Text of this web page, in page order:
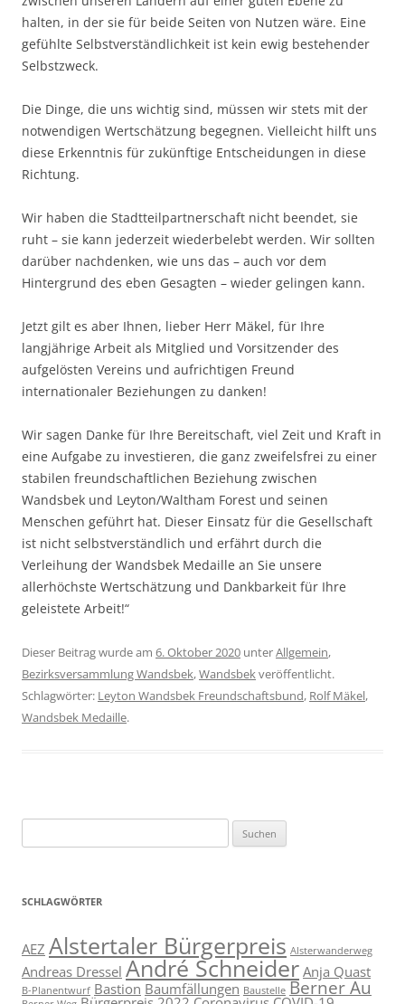
halten, in der sie für beide Seiten von Nutzen wäre. Eine
gefühlte Selbstverständlichkeit ist kein ewig bestehender
Selbstzweck.
Die Dinge, die uns wichtig sind, müssen wir stets mit der
notwendigen Wertschätzung begegnen. Vielleicht hilft uns
diese Erkenntnis für zukünftige Entscheidungen in diese
Richtung.
Wir haben die Stadtteilpartnerschaft nicht beendet, sie
ruht – sie kann jederzeit wiederbelebt werden. Wir sollten
darüber nachdenken, wie uns das – auch vor dem
Hintergrund des eben Gesagten – wieder gelingen kann.
Jetzt gilt es aber Ihnen, lieber Herr Mäkel, für Ihre
langjährige Arbeit als Mitglied und Vorsitzender des
aufgelösten Vereins und aufrichtigen Freund
internationaler Beziehungen zu danken!
Wir sagen Danke für Ihre Bereitschaft, viel Zeit und Kraft in
eine Aufgabe zu investieren, die ganz zweifelsfrei zu einer
stabilen freundschaftlichen Beziehung zwischen
Wandsbek und Leyton/Waltham Forest und seinen
Menschen geführt hat. Dieser Einsatz für die Gesellschaft
ist nicht selbstverständlich und erfährt durch die
Verleihung der Wandsbek Medaille an Sie unsere
allerhöchste Wertschätzung und Dankbarkeit für Ihre
geleistete Arbeit!“
Dieser Beitrag wurde am 6. Oktober 2020 unterAllgemein,
Bezirksversammlung Wandsbek,Wandsbekveröffentlicht.
Schlagwörter: Leyton Wandsbek Freundschaftsbund, Rolf Mäkel,
Wandsbek Medaille.
nach:
SCHLAGWÖRTER
AEZ Alstertaler Bürgerpreis Alsterwanderweg
Andreas Dressel André SchneiderAnja Quast
B-Planentwurf Bastion Baumfällungen Baustelle Berner Au